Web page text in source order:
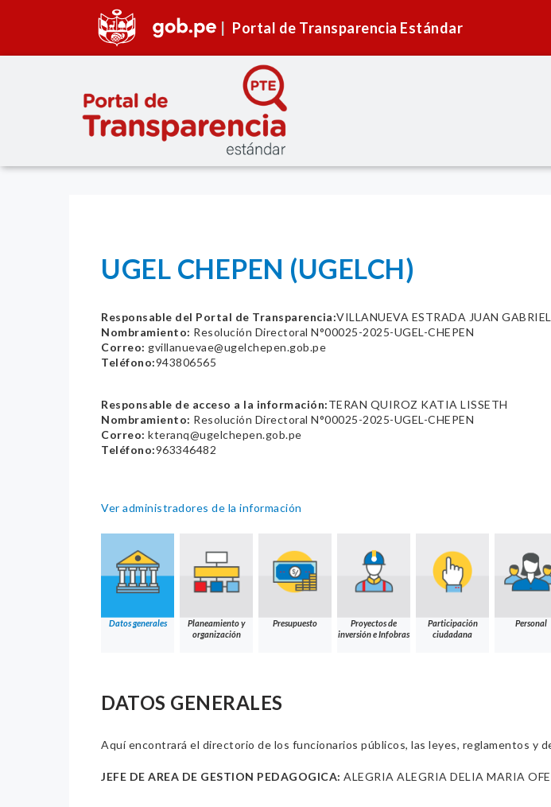
Portal de Transparencia Estándar
UGEL CHEPEN (UGELCH)
Responsable del Portal de Transparencia:VILLANUEVA ESTRADA JUAN GABRIEL
Nombramiento: Resolución Directoral N°00025-2025-UGEL-CHEPEN
Correo: gvillanuevae@ugelchepen.gob.pe
Teléfono:943806565
Responsable de acceso a la información:TERAN QUIROZ KATIA LISSETH
Nombramiento: Resolución Directoral N°00025-2025-UGEL-CHEPEN
Correo: kteranq@ugelchepen.gob.pe
Teléfono:963346482
Ver administradores de la información
Datos generales
Planeamiento y
organización
Presupuesto
Proyectos de
inversión e Infobras
Participación
ciudadana
Personal
DATOS GENERALES
Aquí encontrará el directorio de los funcionarios públicos, las leyes, reglamentos y
JEFE DE AREA DE GESTION PEDAGOGICA: ALEGRIA ALEGRIA DELIA MARIA